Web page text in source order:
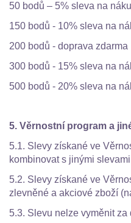
50 bodů – 5% sleva na
150 bodů - 10% sleva na
200 bodů - doprava zdarma
300 bodů - 15% sleva na
500 bodů - 20% sleva na
5. Věrnostní program a
5.1. Slevy získané ve
kombinovat s jinými
5.2. Slevy získané ve
zlevněné a akciové zboží
5.3. Slevu nelze vyměnit za